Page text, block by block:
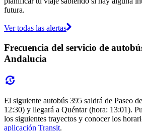
futura.
Ver todas las alertas
Frecuencia del servicio de
Andalucia
El siguiente autobús 395 saldrá de Paseo
12:30) y llegará a Quéntar (hora: 13:01).
los siguientes trayectos y conocer los
aplicación Transit.